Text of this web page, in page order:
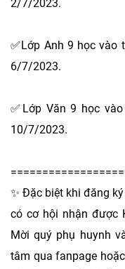
2/7/2023.
✅Lớp Anh 9 học vào
6/7/2023.
✅Lớp Văn 9 học
10/7/2023.
✨ Đặc biệt khi đăng
có cơ hội nhận được
Mời quý phụ huynh
tâm qua fanpage